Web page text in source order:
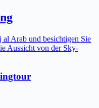
Arab und besichtigen Sie
Aussicht von der Sky-